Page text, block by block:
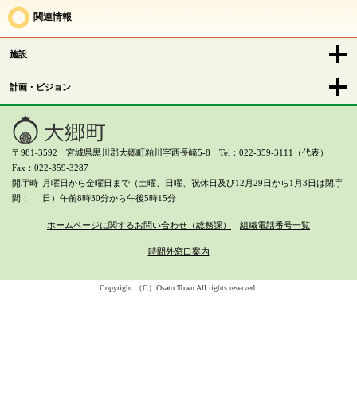
関連情報
施設
計画・ビジョン
〒981-3592 宮城県黒川郡大郷町粕川字西長崎5-8 Tel：022-359-3111（代表）
Fax：022-359-3287
開庁時
間
月曜日から金曜日まで（土曜、日曜、祝休日及び12月29日から1月3日は閉庁
日） 午前8時30分から午後5時15分
ホームページに関するお問い合わせ（総務課） 組織電話番号一覧
時間外窓口案内
Copyright （C）Osato Town All rights reserved.